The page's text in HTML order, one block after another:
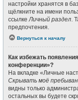
настройки хранятся в
щёлкните на имени
ссылкеЛичный раздел.
предпочтения.
Вернуться к началу
Как избежать
конференции»?
На вкладке «Личные
Скрывать моё
видны только
остальных вы будете